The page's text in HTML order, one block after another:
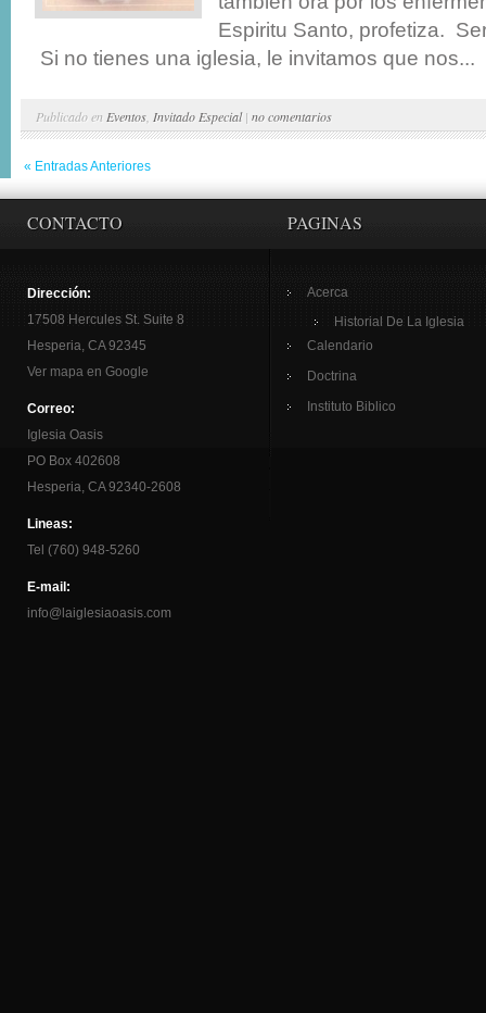
Espiritu Santo, profetiza.
Si no tienes una iglesia, le invitamos que nos...
Publicado en Eventos Invitado Especial| no comentarios
« Entradas Anteriores
CONTACTO
Dirección:
17508 Hercules St. Suite 8
Hesperia, CA 92345
Ver mapa en Google
Correo:
Iglesia Oasis
PO Box 402608
Hesperia, CA 92340-2608
Lineas:
Tel (760) 948-5260
E-mail:
info@laiglesiaoasis.com
PAGINAS
Acerca
Historial De La Iglesia
Calendario
Doctrina
Instituto Biblico